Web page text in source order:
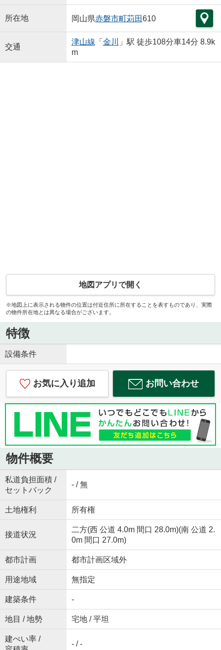
所在地 岡山県赤磐市町苅田610
交通
津山線 「 金川
」駅 徒歩108分車14分 8.9k
m
地図アプリで開く
※地図上に表示される物件の位置は付近住所に所在することを表すものであり、実際
の物件所在地とは異なる場合がございます。
特徴
設備条件
お気に入り追加 お問い合わせ
物件概要
私道負担面積 /
セットバック
- / 無
土地権利 所有権
接道状況
二方(西 公道 4.0m 間口 28.0m)(南 公道 2.
0m 間口 27.0m)
都市計画 都市計画区域外
用途地域 無指定
建築条件 -
地目 / 地勢 宅地 / 平坦
建ぺい率 /
- / -